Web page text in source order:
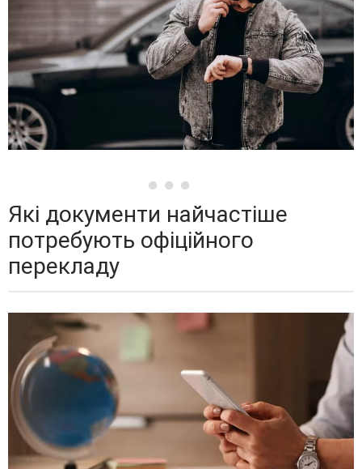
Які документи найчастіше
потребують офіційного
перекладу